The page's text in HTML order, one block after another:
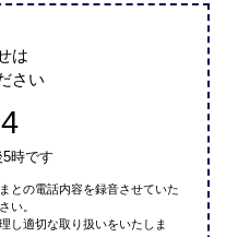
は
さい
時です
との電話内容を録音させていた
い。
し適切な取り扱いをいたしま